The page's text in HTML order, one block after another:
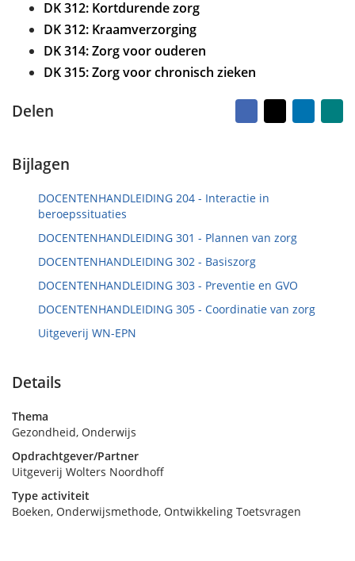
DK 312: Kortdurende zorg
DK 312: Kraamverzorging
DK 314: Zorg voor ouderen
DK 315: Zorg voor chronisch zieken
Delen Facebook
X
Bijlagen
DOCENTENHANDLEIDING 204 - Interactie in
beroepssituaties
DOCENTENHANDLEIDING 301 - Plannen van zorg
DOCENTENHANDLEIDING 302 - Basiszorg
DOCENTENHANDLEIDING 303 - Preventie en GVO
DOCENTENHANDLEIDING 305 - Coordinatie van zorg
Uitgeverij WN-EPN
Details
Thema
Gezondheid, Onderwijs
Opdrachtgever/Partner
Uitgeverij Wolters Noordhoff
Type activiteit
Boeken, Onderwijsmethode, Ontwikkeling Toetsvragen